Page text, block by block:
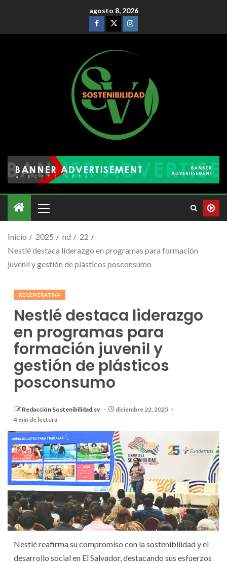
agosto 8, 2026
Inicio 2025 nd
22
Nestlé destaca liderazgo en programas para formación
juvenil y gestión de plásticos posconsumo
REGENERATIVA
Nestlé destaca liderazgo
en programas para
formación juvenil y
gestión de plásticos
posconsumo
Redacción Sostenibilidad.sv
diciembre 22, 2025
4 min de lectura
Nestlé reafirma su compromiso con la sostenibilidad y el
desarrollo social en El Salvador, destacando sus esfuerzos